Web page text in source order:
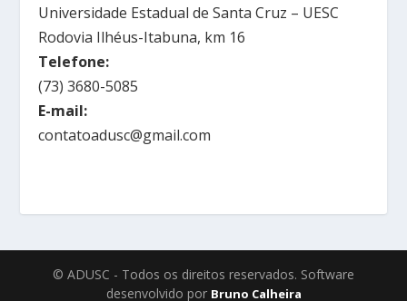
Universidade Estadual de Santa Cruz – UESC
Rodovia Ilhéus-Itabuna, km 16
Telefone:
(73) 3680-5085
E-mail:
contatoadusc@gmail.com
© ADUSC - Todos os direitos reservados. Software
desenvolvido por Bruno Calheira